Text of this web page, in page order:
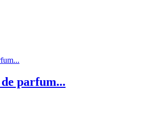
parfum...